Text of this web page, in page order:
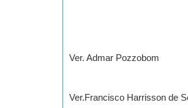
Ver. Admar Pozzobom
Ver.Francisco Harrisson de